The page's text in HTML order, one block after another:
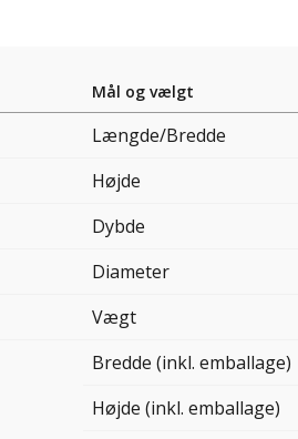
Mål og vælgt
Længde/Bredde
Højde
Dybde
Diameter
Vægt
Bredde (inkl. emballage)
Højde (inkl. emballage)